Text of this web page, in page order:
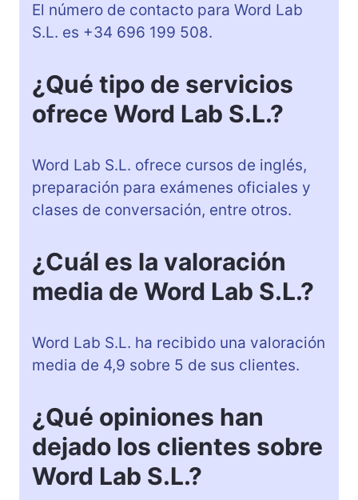
El número de contacto para Word Lab
S.L. es +34 696 199 508.
¿Qué tipo de servicios
ofrece Word Lab S.L.?
Word Lab S.L. ofrece cursos de inglés,
preparación para exámenes oficiales y
clases de conversación, entre otros.
¿Cuál es la valoración
media de Word Lab S.L.?
Word Lab S.L. ha recibido una valoración
media de 4,9 sobre 5 de sus clientes.
¿Qué opiniones han
dejado los clientes sobre
Word Lab S.L.?